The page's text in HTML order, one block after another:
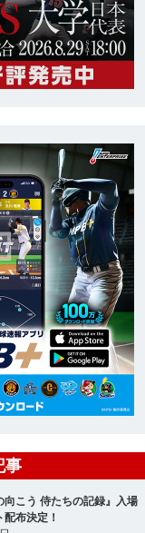
事
向こう 侍たちの記録』入場
布決定！